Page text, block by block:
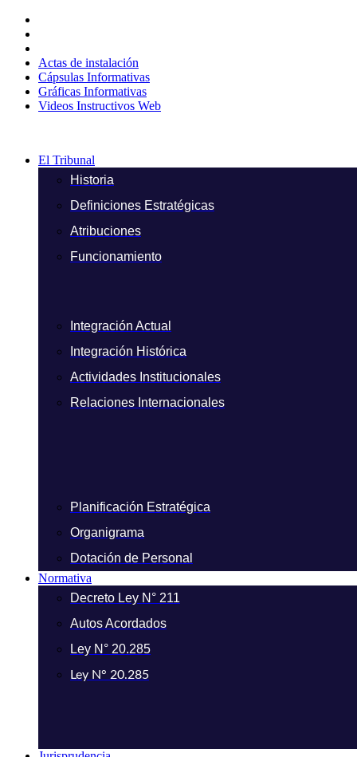
contenido
Actas de instalación
Cápsulas Informativas
Gráficas Informativas
Videos Instructivos Web
El Tribunal
Historia
Definiciones Estratégicas
Atribuciones
Funcionamiento
Integración Actual
Integración Histórica
Actividades Institucionales
Relaciones Internacionales
Planificación Estratégica
Organigrama
Dotación de Personal
Normativa
Decreto Ley N° 211
Autos Acordados
Ley N° 20.285
Ley N° 20.285